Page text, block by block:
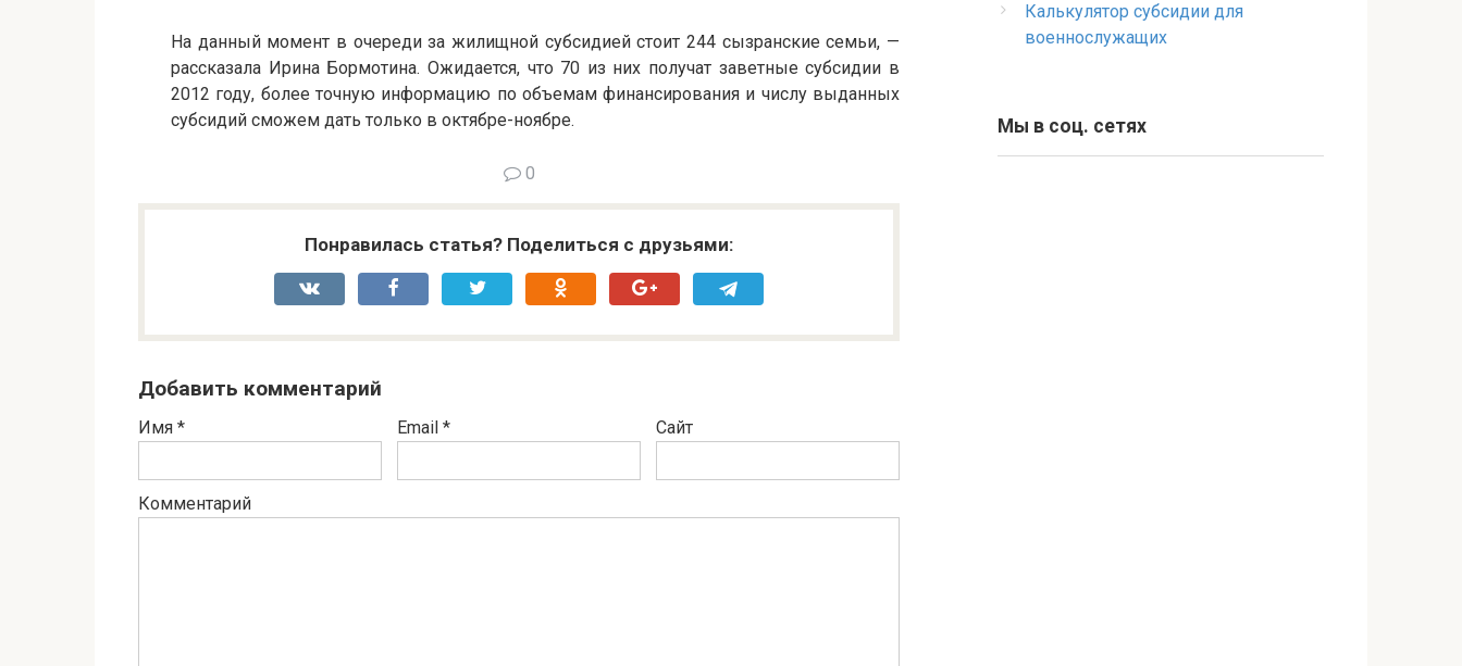
На данный момент в очереди за жилищной субсидией стоит 244 сызранские семьи, —
рассказала Ирина Бормотина. Ожидается, что 70 из них получат заветные субсидии в
2012 году, более точную информацию по объемам финансирования и числу выданных
субсидий сможем дать только в октябре-ноябре.
0
Понравилась статья? Поделиться с друзьями:
Добавить комментарий
Имя * Email * Сайт
Комментарий
Калькулятор субсидии для
военнослужащих
Мы в соц. сетях